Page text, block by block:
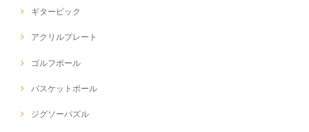
ギターピック
アクリルプレート
ゴルフボール
バスケットボール
ジグソーパズル